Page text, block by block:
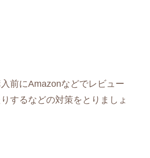
前にAmazonなどでレビュー
するなどの対策をとりましょ